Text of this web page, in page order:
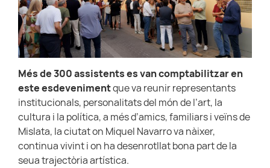
Més de 300 assistents es van comptabilitzar en
este esdevenimentque va reunir representants
institucionals, personalitats del món de l’art, la
cultura i la política, a més d’amics, familiars i veïns de
Mislata, la ciutat on Miquel Navarro va nàixer,
continua vivint i on ha desenrotllat bona part de la
seua trajectòria artística.